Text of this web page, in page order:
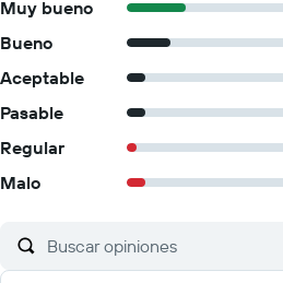
Muy bueno
Bueno
Aceptable
Pasable
Regular
Malo